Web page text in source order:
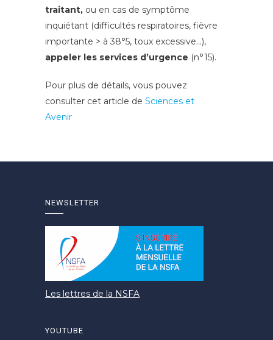
traitant, ou en cas de symptôme
inquiétant (difficultés respiratoires, fièvre
importante > à 38°5, toux excessive…),
appeler les services d’urgence (n°15).
Pour plus de détails, vous pouvez
consulter cet article de Sciences et
Avenir
NEWSLETTER
Les lettres de la NSFA
YOUTUBE